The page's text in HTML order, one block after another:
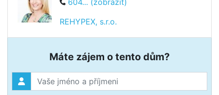
604... (zobrazit)
REHYPEX, s.r.o.
Máte zájem o tento dům?